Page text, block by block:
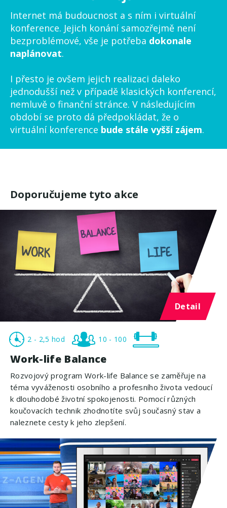
Internet má budoucnost a s ním i virtuální
konference. Jejich konání samozřejmě není
bezproblémové, vše je potřeba dokonale
naplánovat.
I přesto je ovšem jejich realizaci daleko
jednodušší než v případě klasických konferencí,
nemluvě o finanční stránce. V následujícím
období se proto dá předpokládat, že o
virtuální konference bude stále vyšší zájem.
Doporučujeme tyto akce
Detail
2 - 2,5 hod 10 - 100
Work-life Balance
Rozvojový program Work-life Balance se zaměřuje na
téma vyváženosti osobního a profesního života vedoucí
k dlouhodobé životní spokojenosti. Pomocí různých
koučovacích technik zhodnotíte svůj současný stav a
naleznete cesty k jeho zlepšení.